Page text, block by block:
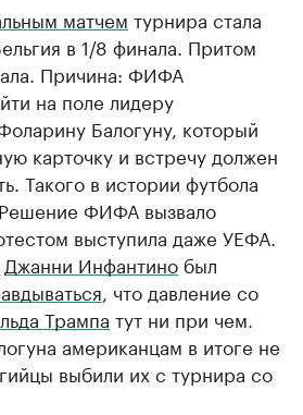
матчем турнира стала
в 1/8 финала. Притом
Причина: ФИФА
на поле лидеру
Балогуну, который
карточку и встречу должен
Такого в истории футбола
ФИФА вызвало
выступила даже УЕФА.
Джанни Инфантино был
, что давление со
Трампа тут ни при чем.
американцам в итоге не
выбили их с турнира со